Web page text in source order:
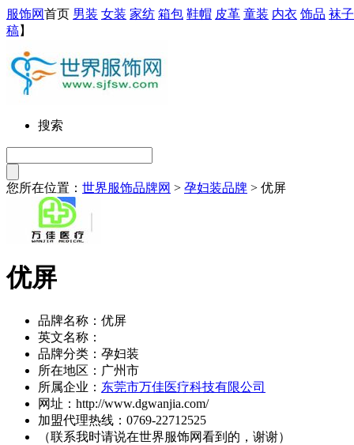
服饰网首页 男装 女装 家纺 箱包 鞋帽 皮革 童装 内衣 饰品 袜子
稿】
搜索
您所在位置： 世界服饰品牌网 > 孕妇装品牌 > 优屏
优屏
品牌名称：优屏
英文名称：
品牌分类：孕妇装
所在地区：广州市
所属企业： 东莞市万佳医疗科技有限公司
网址：http://www.dgwanjia.com/
加盟代理热线：0769-22712525
（联系我时请说在世界服饰网看到的，谢谢）